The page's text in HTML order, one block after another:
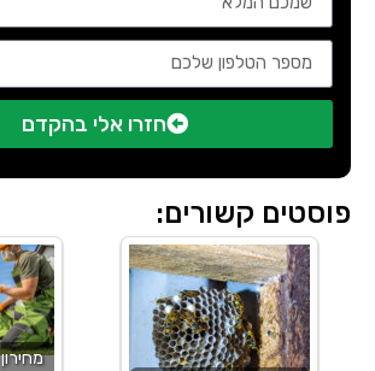
חזרו אלי בהקדם
פוסטים קשורים: